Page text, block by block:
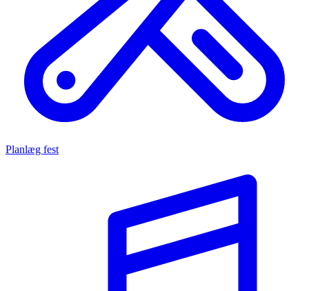
Planlæg fest